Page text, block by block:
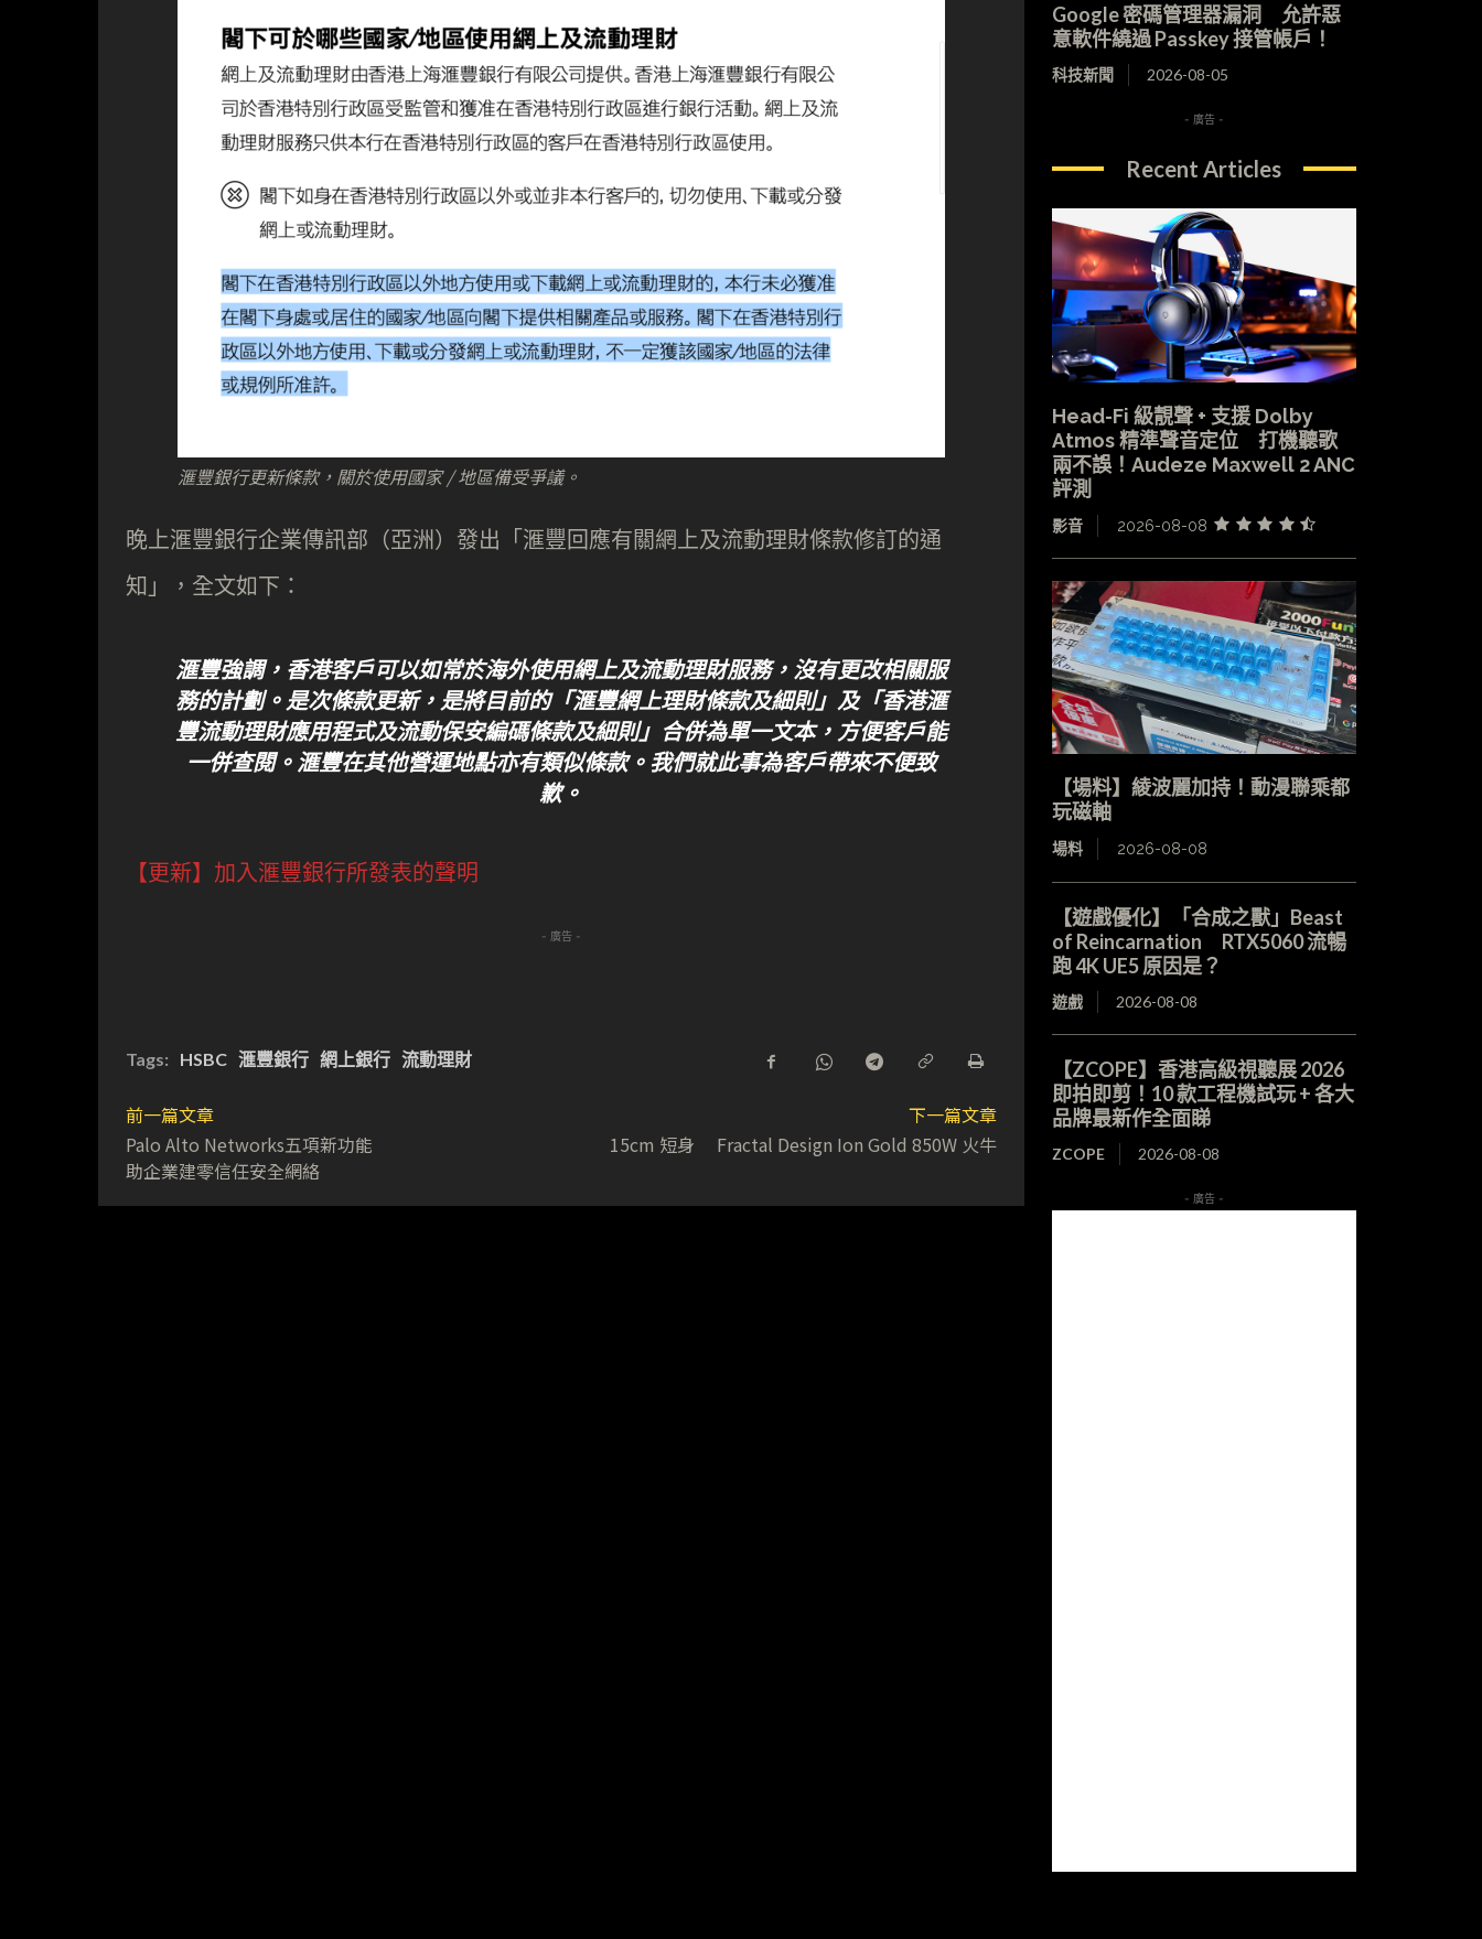
滙豐銀行更新條款，關於使用國家 / 地區備受爭議。
晚上滙豐銀行企業傳訊部（亞洲）發出「滙豐回應有關網上及流動理財條款修訂的通
知」，全文如下：
滙豐強調，香港客戶可以如常於海外使用網上及流動理財服務，沒有更改相關服
務的計劃。是次條款更新，是將目前的「滙豐網上理財條款及細則」及「香港滙
豐流動理財應用程式及流動保安編碼條款及細則」合併為單一文本，方便客戶能
一併查閱。滙豐在其他營運地點亦有類似條款。我們就此事為客戶帶來不便致
歉。
【更新】加入滙豐銀行所發表的聲明
- 廣告 -
Tags: HSBC 滙豐銀行 網上銀行 流動理財
前一篇文章
Palo Alto Networks五項新功能
助企業建零信任安全網絡
下一篇文章
15cm 短身 Fractal Design Ion Gold 850W 火牛
Google 密碼管理器漏洞 允許惡
意軟件繞過 Passkey 接管帳戶！
科技新聞 2026-08-05
- 廣告 -
Recent Articles
Head-Fi 級靚聲 + 支援 Dolby
Atmos 精準聲音定位 打機聽歌
兩不誤！Audeze Maxwell 2 ANC
評測
影音 2026-08-08
【場料】綾波麗加持！動漫聯乘都
玩磁軸
場料 2026-08-08
【遊戲優化】「合成之獸」Beast
of Reincarnation RTX5060 流暢
跑 4K UE5 原因是？
遊戲 2026-08-08
【ZCOPE】香港高級視聽展 2026
即拍即剪！10 款工程機試玩 + 各大
品牌最新作全面睇
ZCOPE 2026-08-08
- 廣告 -